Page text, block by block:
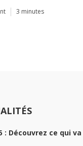
3 minutes
: Découvrez ce qui